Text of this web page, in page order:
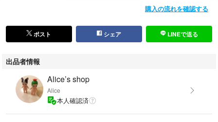
購入の流れを確認する
ポスト シェア LINEで送る
出品者情報
Alice’s shop
Alice
本人確認済